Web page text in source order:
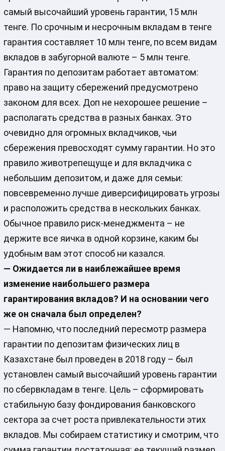
самый высочайший уровень гарантии, 15 млн
тенге. По срочным и несрочным вкладам в тенге
гарантия составляет 10 млн тенге, по всем видам
вкладов в забугорной валюте – 5 млн тенге.
Гарантия по депозитам работает автоматом:
право на защиту сбережений предусмотрено
законом для всех. Доп не нехорошее решение –
располагать средства в разных банках. Это
очевидно для огромных вкладчиков, чьи
сбережения превосходят сумму гарантии. Но это
правило животрепещуще и для вкладчика с
небольшим депозитом, и даже для семьи:
повсевременно лучше диверсифицировать угрозы
и расположить средства в нескольких банках.
Обычное правило риск-менеджмента – не
держите все яичка в одной корзине, каким бы
удобным вам этот способ ни казался.
— Ожидается ли в наиблежайшее время
изменение наибольшего размера
гарантирования вкладов? И на основании чего
же он сначала был определен?
— Напомню, что последний пересмотр размера
гарантии по депозитам физических лиц в
Казахстане был проведен в 2018 году – был
установлен самый высочайший уровень гарантии
по сбервкладам в тенге. Цель – сформировать
стабильную базу фондирования банковского
сектора за счет роста привлекательности этих
вкладов. Мы собираем статистику и смотрим, что